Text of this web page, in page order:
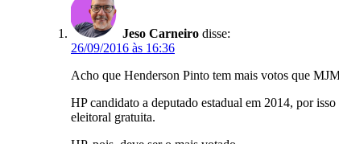
Jeso Carneiro disse:
26/09/2016 às 16:36
Acho que Henderson Pinto tem mais votos que
HP candidato a deputado estadual em 2014, por
eleitoral gratuita.